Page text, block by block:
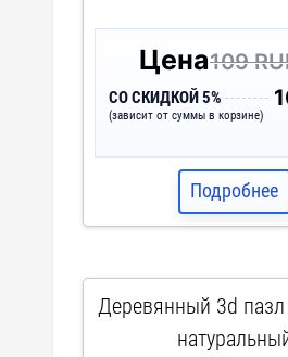
Цена109
СО СКИДКОЙ 5%
(зависит от суммы в корзине)
Подробнее
Деревянный 3d